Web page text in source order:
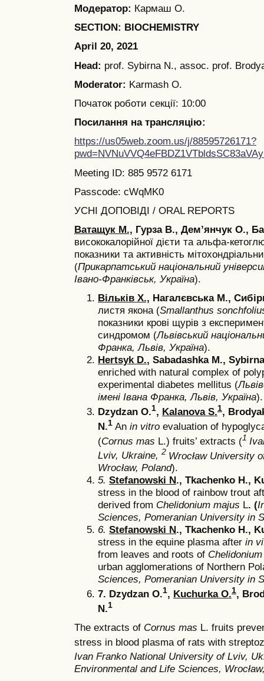
Модератор: Кармаш О.
SECTION: BIOCHEMISTRY
April 20, 2021
Head: prof. Sybirna N., assoc. prof.
Moderator: Karmash O.
Початок роботи секції: 10:00
Посилання на трансляцію:
https://us05web.zoom.us/j/88595726171?
Meeting ID: 885 9572 6171
Passcode: cWqMK0
УСНІ ДОПОВІДІ / ORAL REPORTS
Ватащук М., Гурза В., Дем’янчук О.,
висококалорійної дієти та альфа-
показники та активність
(Прикарпатський національний
Івано-Франківськ, Україна).
Вільків Х., Нагалєвська М.,
листя якона (Smallanthus
показники крові щурів з
синдромом (Львівський
Франка, Львів, Україна).
Hertsyk D., Sabadashka M.,
enriched with natural complex of
experimental diabetes mellitus (
імені Івана Франка, Львів, Україна).
Dzydzan O.1, Kalanova S.1,
N.1 An in vitro evaluation of
(Cornus mas L.) fruits’ extracts (1
Lviv, Ukraine, 2 Wrocław University
Wrocław, Poland).
5. Stefanowski N., Tkachenko H.,
stress in the blood of rainbow trout
derived from Сhelidonium majus L. (
Sciences, Pomeranian University in
6. Stefanowski N., Tkachenko H.,
stress in the equine plasma after in
from leaves and roots of
urban agglomerations of Northern
Sciences, Pomeranian University in
7. Dzydzan О.1, Kuchurka О.1,
N.1
The extracts of Cornus mas L. fruits
stress in blood plasma of rats with
Ivan Franko National University of Lviv,
Environmental and Life Sciences,